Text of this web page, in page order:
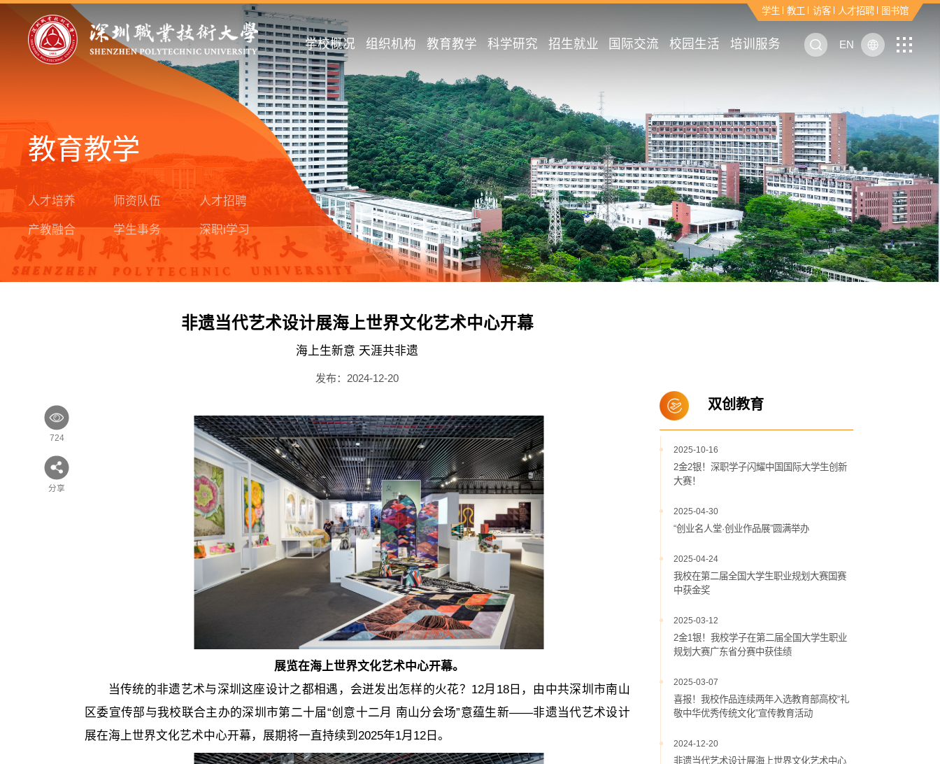
学生
学生
学生
学生
学生
学生
学生
学生
学生
学生
学生
学生
学生
学生
学生
学生
学生
学生
学生
学生
学生
学生
学生
学生
学生
学生
学生
学生
学生
学生
学生
学生
学生
学生
学生
学生
学生
学生
学生
学生
学生
学生
学生
学生
学生
学生
学生
学生
学生
学生
学生
学生
学生
学生
学生
学生
学生
学生
学生
学生
学生
学生
学生
学生
学生
学生
学生
学生
学生
学生
学生
学生
学生
学生
学生
学生
学生
学生
学生
学生
学生
学生
学生
学生
学生
学生
学生
学生
学生
学生
学生
学生
学生
学生
学生
学生
学生
学生
学生
学生
学生
学生
学生
学生
学生
学生
学生
学生
学生
学生
学生
学生
学生
学生
学生
学生
学生
学生
学生
学生
学生
学生
学生
学生
学生
学生
学生
学生
学生
学生
学生
学生
学生
学生
学生
学生
学生
学生
学生
学生
学生
学生
学生
学生
学生
学生
学生
学生
学生
学生
学生
学生
学生
学生
学生
学生
学生
学生
学生
学生
学生
学生